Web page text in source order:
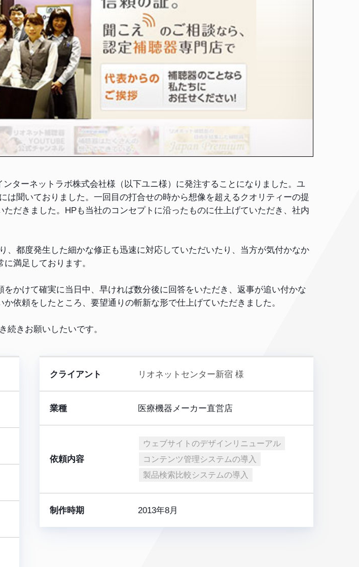
ターネットラボ株式会社様（以下ユニ様）に発注することになりました。ユ
聞いておりました。一回目の打合せの時から想像を超えるクオリティーの提
だきました。HPも当社のコンセプトに沿ったものに仕上げていただき、社内
都度発生した細かな修正も迅速に対応していただいたり、当方が気付かなか
満足しております。
かけて確実に当日中、早ければ数分後に回答をいただき、返事が追い付かな
依頼をしたところ、要望通りの斬新な形で仕上げていただきました。
きお願いしたいです。
クライアント リオネットセンター新宿 様
業種 医療機器メーカー直営店
依頼内容
ウェブサイトのデザインリニューアル
コンテンツ管理システムの導入
製品検索比較システムの導入
制作時期 2013年8月